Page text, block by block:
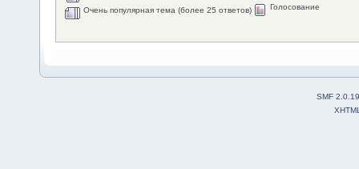
Очень популярная тема (более 25 ответов)
Голосование
SMF 2.0.19